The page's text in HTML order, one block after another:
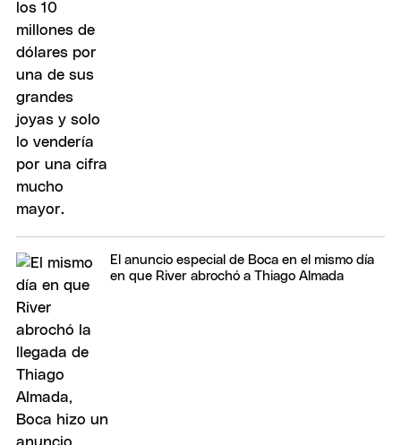
El anuncio especial de Boca en el mismo día
en que River abrochó a Thiago Almada